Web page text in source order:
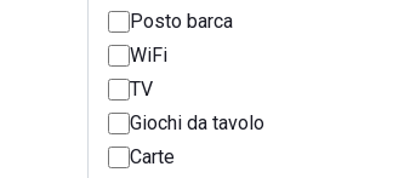
Posto barca
WiFi
TV
Giochi da tavolo
Carte